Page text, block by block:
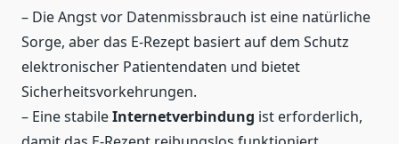
– Die Angst vor Datenmissbrauch ist eine natürliche
Sorge, aber das E-Rezept basiert auf dem Schutz
elektronischer Patientendaten und bietet
Sicherheitsvorkehrungen.
– Eine stabileInternetverbindung ist erforderlich,